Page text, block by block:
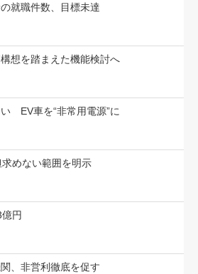
就職件数、目標未達
想を踏まえた機能検討へ
EV車を“非常用電源”に
めない範囲を明示
円
、非営利徹底を促す